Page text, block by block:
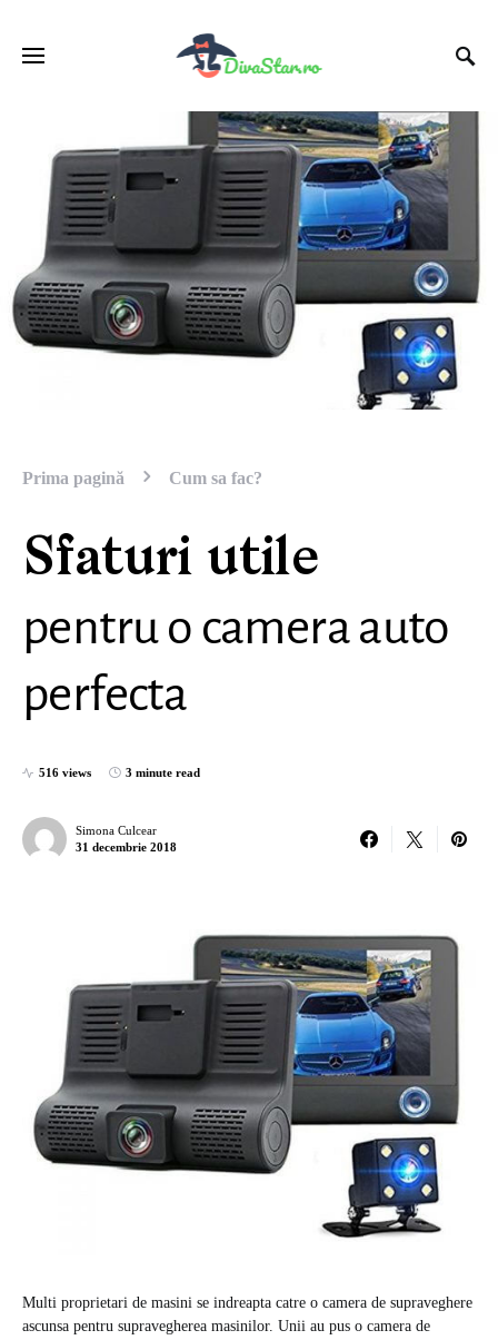
Prima pagină Cum sa fac?
Sfaturi utile
pentru o camera auto
perfecta
516 views 3 minute read
Simona Culcear
31 decembrie 2018
Multi proprietari de masini se indreapta catre o camera de supraveghere
ascunsa pentru supravegherea masinilor. Unii au pus o camera de